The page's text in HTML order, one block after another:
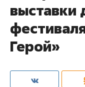
выставки
Герой»